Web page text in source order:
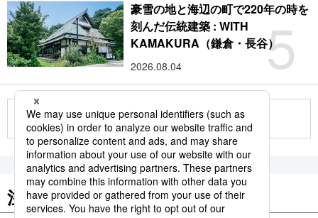
5
豪雪の地と海辺の町で220年の時を
刻んだ伝統建築 : WITH
KAMAKURA（鎌倉・長谷）
2026.08.04
もっと見る
注目のキーワード